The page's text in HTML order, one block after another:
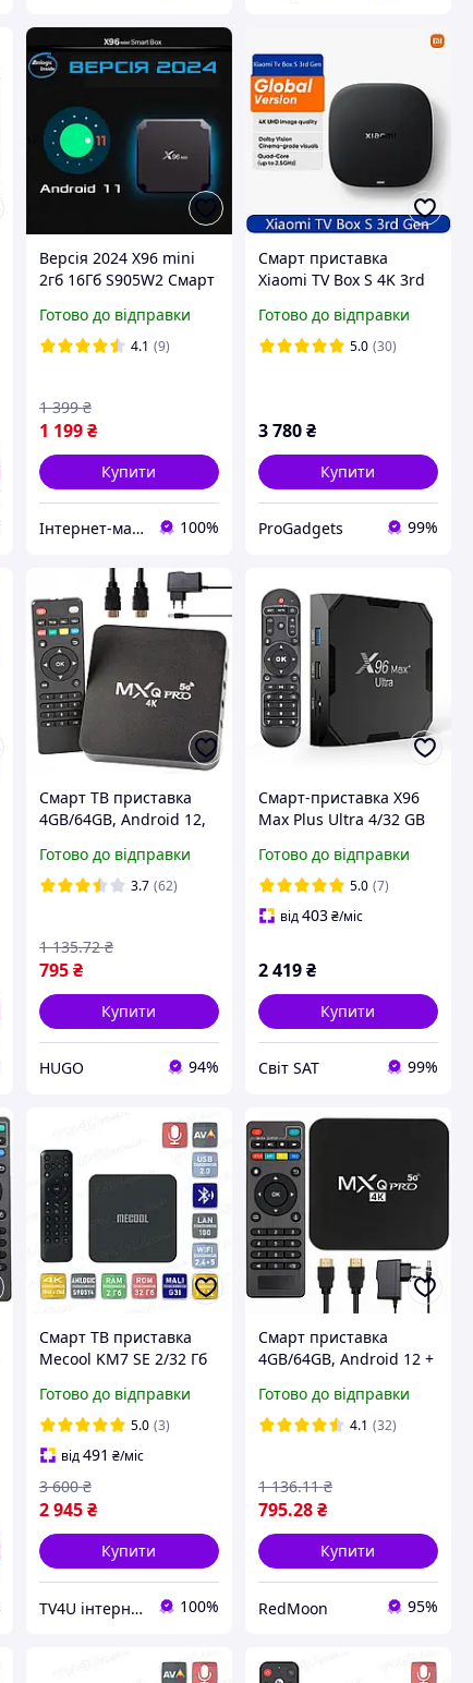
Версія 2024 X96 mini
2гб 16Гб S905W2 Смарт
11 tv box 2-16 ТБ
Фільми Smart tv box
Готово до відправки
4.1 (9)
1 199 ₴
1 399 ₴
Купити
Інтернет-магазин "AMedia" Андроїд Смарт ТБ Приставки, Відеореєстратори, GPS Навігатори, Акумулятори 100%
Смарт приставка
Xiaomi TV Box S 4K 3rd
MDZ-32-AA smart tv
Готово до відправки
5.0 (30)
3 780₴
Купити
ProGadgets 99%
Смарт ТВ приставка
4GB/64GB, Android 12,
ТВ приставка для
телевізора /
Готово до відправки
3.7 (62)
795 ₴
1 135.72 ₴
Купити
HUGO 94%
Смарт-приставка X96
Max Plus Ultra 4/32 GB
Android 11
Готово до відправки
5.0 (7)
від403₴/міс
2 419₴
Купити
Світ SAT 99%
Смарт ТВ приставка
Mecool KM7 SE 2/32 Гб
Box
Готово до відправки
5.0 (3)
від491 ₴/міс
2 945 ₴
3 600 ₴
Купити
TV4U інтернет-магазин 100%
Смарт приставка
4GB/64GB, Android 12 +
Smart TV приставка до
телевізора / Андроид
Готово до відправки
4.1 (32)
795.28₴
1 136.11 ₴
Купити
RedMoon 95%